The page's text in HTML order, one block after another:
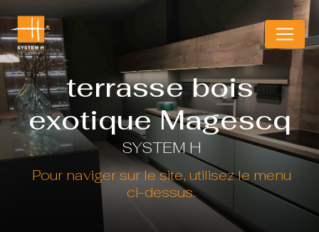
terrasse bois
exotique Magescq
SYSTEM H
Panneau de gestion des cookies